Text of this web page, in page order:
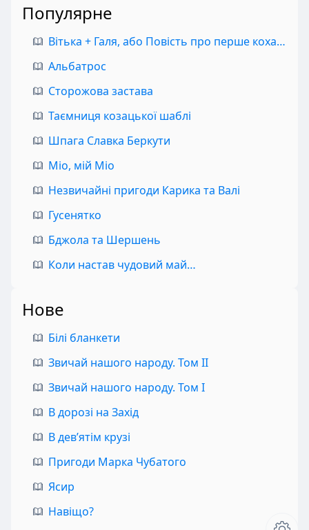
Популярне
Вітька + Галя, або Повість про перше кохання
Альбатрос
Сторожова застава
Таємниця козацької шаблі
Шпага Славка Беркути
Міо, мій Міо
Незвичайні пригоди Карика та Валі
Гусенятко
Бджола та Шершень
Коли настав чудовий май…
Нове
Білі бланкети
Звичай нашого народу. Том II
Звичай нашого народу. Том I
В дорозі на Захід
В дев’ятім крузі
Пригоди Марка Чубатого
Ясир
Навіщо?